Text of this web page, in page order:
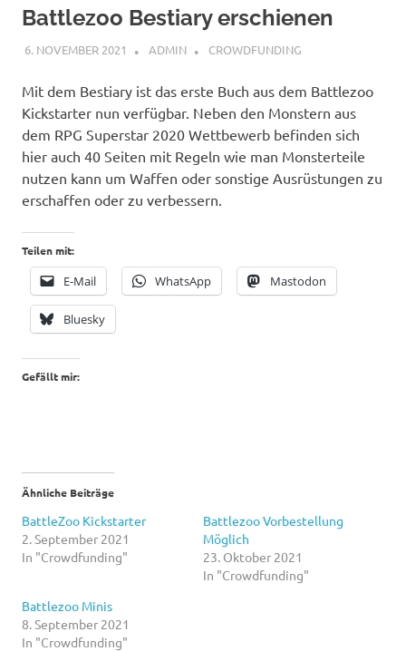
Battlezoo Bestiary erschienen
6. NOVEMBER 2021 ADMIN CROWDFUNDING
Mit dem Bestiary ist das erste Buch aus dem Battlezoo
Kickstarter nun verfügbar. Neben den Monstern aus
dem RPG Superstar 2020 Wettbewerb befinden sich
hier auch 40 Seiten mit Regeln wie man Monsterteile
nutzen kann um Waffen oder sonstige Ausrüstungen zu
erschaffen oder zu verbessern.
Teilen mit:
E-Mail WhatsApp Mastodon
Bluesky
Gefällt mir:
Ähnliche Beiträge
BattleZoo Kickstarter
2. September 2021
In "Crowdfunding"
Battlezoo Vorbestellung
Möglich
23. Oktober 2021
In "Crowdfunding"
Battlezoo Minis
8. September 2021
In "Crowdfunding"